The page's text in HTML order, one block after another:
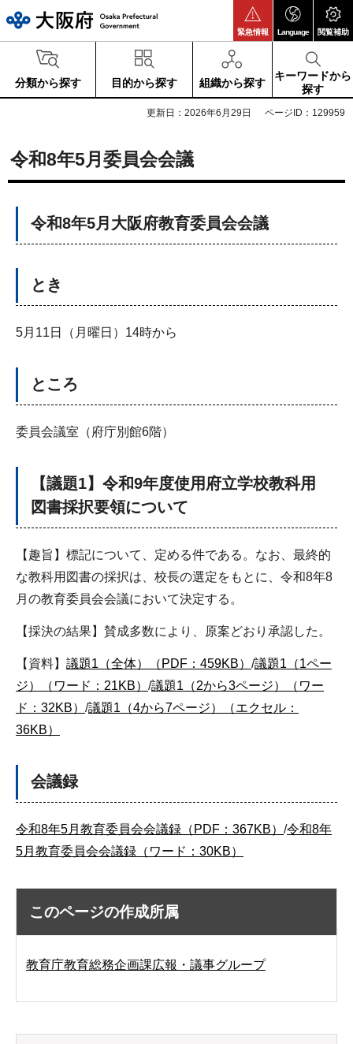
緊急情報 Language 閲覧補助
分類から探す 目的から探す 組織から探す
キーワードから
探す
更新日：2026年6月29日 ページID：129959
令和8年5月委員会会議
令和8年5月大阪府教育委員会会議
とき
5月11日（月曜日）14時から
ところ
委員会議室（府庁別館6階）
【議題1】令和9年度使用府立学校教科用
図書採択要領について
【趣旨】標記について、定める件である。なお、最終的
な教科用図書の採択は、校長の選定をもとに、令和8年8
月の教育委員会会議において決定する。
【採決の結果】賛成多数により、原案どおり承認した。
【資料】 議題1（全体）（PDF：459KB） /議題1（1ペー
ジ）（ワード：21KB） /議題1（2から3ページ）（ワー
ド：32KB） /議題1（4から7ページ）（エクセル：
36KB）
会議録
令和8年5月教育委員会会議録（PDF：367KB） /令和8年
5月教育委員会会議録（ワード：30KB）
このページの作成所属
教育庁教育総務企画課広報・議事グループ